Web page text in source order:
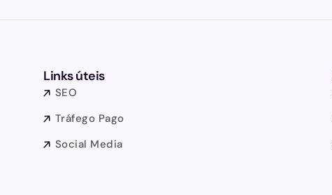
Links úteis
SEO
Tráfego Pago
Social Media